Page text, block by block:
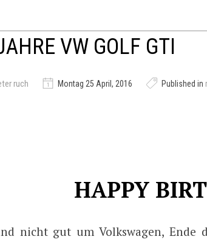
VW GOLF GTI
ruch Montag 25 April, 2016 Published in
HAPPY
nicht gut um Volkswagen, Ende